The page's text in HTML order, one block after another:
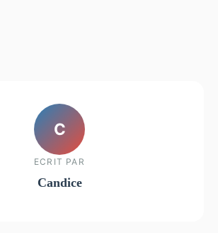
C
ECRIT PAR
Candice